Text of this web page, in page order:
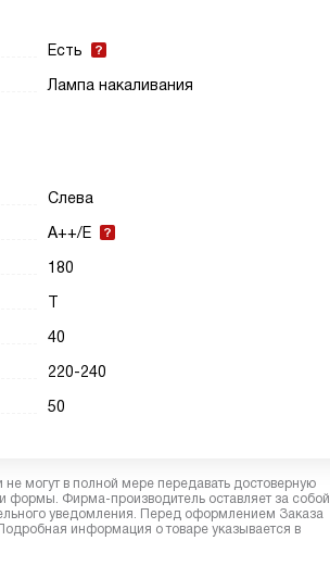
Есть
Лампа накаливания
Слева
A++/E
180
T
40
220-240
50
могут в полной мере передавать достоверную
формы. Фирма-производитель оставляет за собой
уведомления. Перед оформлением Заказа
информация о товаре указывается в